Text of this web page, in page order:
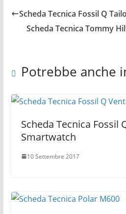
e
b
k
er di
vi
Scheda Tecnica Fossil Q
Scheda Tecnica Tommy
Potrebbe anche
Scheda Tecnica Fossil
Smartwatch
10 Settembre 2017